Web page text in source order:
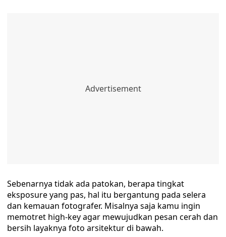
Sebenarnya tidak ada patokan, berapa tingkat
eksposure yang pas, hal itu bergantung pada selera
dan kemauan fotografer. Misalnya saja kamu ingin
memotret high-key agar mewujudkan pesan cerah dan
bersih layaknya foto arsitektur di bawah.